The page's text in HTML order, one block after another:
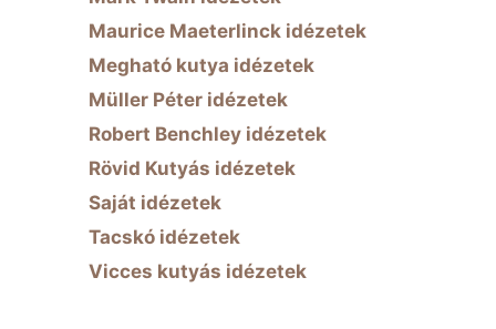
Maurice Maeterlinck idézetek
Megható kutya idézetek
Müller Péter idézetek
Robert Benchley idézetek
Rövid Kutyás idézetek
Saját idézetek
Tacskó idézetek
Vicces kutyás idézetek